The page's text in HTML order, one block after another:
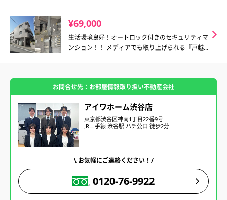
¥69,000
生活環境良好！オートロック付きのセキュリティマ
ンション！！ メディアでも取り上げられる『戸越...
お問合せ先：お部屋情報取り扱い不動産会社
アイワホーム渋谷店
東京都渋谷区神南1丁目22番9号
JR山手線 渋谷駅 ハチ公口 徒歩2分
\ お気軽にご連絡ください！/
0120-76-9922